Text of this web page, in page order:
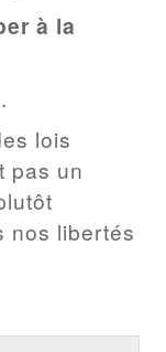
à la
lois
pas un
nos libertés